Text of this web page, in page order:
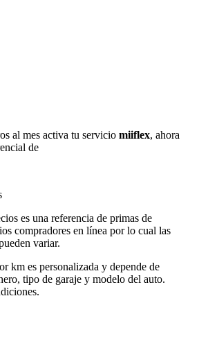
al mes activa tu servicio miiflex, ahora
de
es una referencia de primas de
compradores en línea por lo cual las
variar.
km es personalizada y depende de
tipo de garaje y modelo del auto.